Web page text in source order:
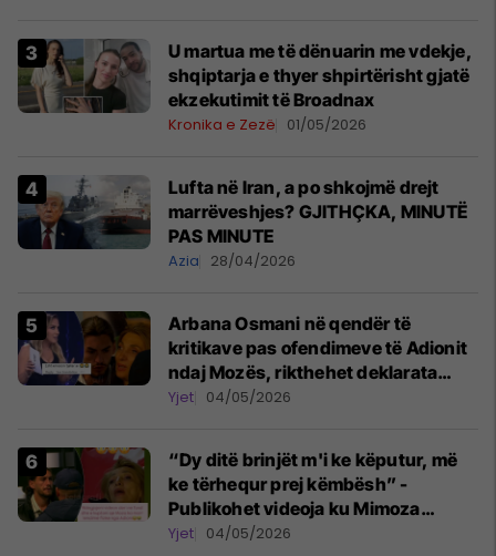
U martua me të dënuarin me vdekje,
shqiptarja e thyer shpirtërisht gjatë
ekzekutimit të Broadnax
Kronika e Zezë 01/05/2026
Lufta në Iran, a po shkojmë drejt
marrëveshjes? GJITHÇKA, MINUTË
PAS MINUTE
Azia 28/04/2026
Arbana Osmani në qendër të
kritikave pas ofendimeve të Adionit
ndaj Mozës, rikthehet deklarata
‘Është emision tjetër ai’
Yjet 04/05/2026
“Dy ditë brinjët m'i ke këputur, më
ke tërhequr prej këmbësh” -
Publikohet videoja ku Mimoza
Ahmeti akuzon Adionin për
Yjet 04/05/2026